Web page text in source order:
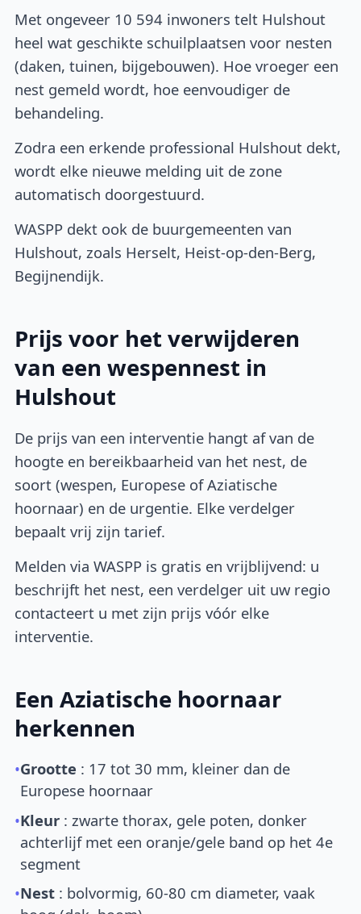
Met ongeveer 10 594 inwoners telt Hulshout
heel wat geschikte schuilplaatsen voor nesten
(daken, tuinen, bijgebouwen). Hoe vroeger een
nest gemeld wordt, hoe eenvoudiger de
behandeling.
Zodra een erkende professional Hulshout dekt,
wordt elke nieuwe melding uit de zone
automatisch doorgestuurd.
WASPP dekt ook de buurgemeenten van
Hulshout, zoals Herselt, Heist-op-den-Berg,
Begijnendijk.
Prijs voor het verwijderen
van een wespennest in
Hulshout
De prijs van een interventie hangt af van de
hoogte en bereikbaarheid van het nest, de
soort (wespen, Europese of Aziatische
hoornaar) en de urgentie. Elke verdelger
bepaalt vrij zijn tarief.
Melden via WASPP is gratis en vrijblijvend: u
beschrijft het nest, een verdelger uit uw regio
contacteert u met zijn prijs vóór elke
interventie.
Een Aziatische hoornaar
herkennen
•Grootte : 17 tot 30 mm, kleiner dan de
Europese hoornaar
•Kleur : zwarte thorax, gele poten, donker
achterlijf met een oranje/gele band op het 4e
segment
•Nest : bolvormig, 60-80 cm diameter, vaak